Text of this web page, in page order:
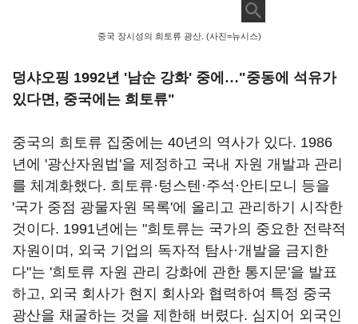
중국 장시성의 희토류 광산. (사진=뉴시스)
덩샤오핑 1992년 '남순 강화' 중에 …"중동에 석유가
있다면, 중국에는 희토류"
중국의 희토류 집중에는 40년의 역사가 있다. 1986
년에 '광산자원법'을 제정하고 국내 자원 개발과 관리
를 체계화했다. 희토류·텅스텐·주석·안티모니 등을
'국가 중점 광물자원 목록'에 올리고 관리하기 시작한
것이다. 1991년에는 "희토류는 국가의 중요한 전략적
자원이며, 외국 기업의 독자적 탐사·개발을 금지한
다"는 '희토류 자원 관리 강화에 관한 통지문'을 발표
하고, 외국 회사가 현지 회사와 협력하여 특정 중국
광산을 채굴하는 것을 제한해 버렸다. 심지어 외국인